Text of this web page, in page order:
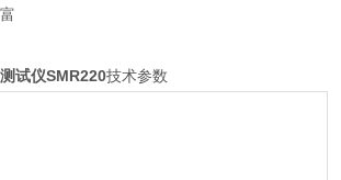
试仪SMR220技术参数